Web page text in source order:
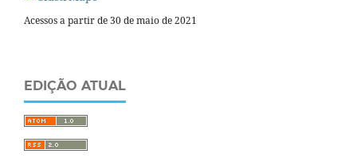
Acessos a partir de 30 de maio de 2021
EDIÇÃO ATUAL